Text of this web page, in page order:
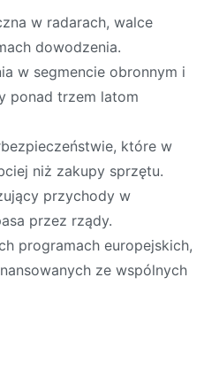
w radarach, walce
dowodzenia.
w segmencie obronnym i
ponad trzem latom
które w
niż zakupy sprzętu.
przychody w
przez rządy.
programach europejskich,
ze wspólnych